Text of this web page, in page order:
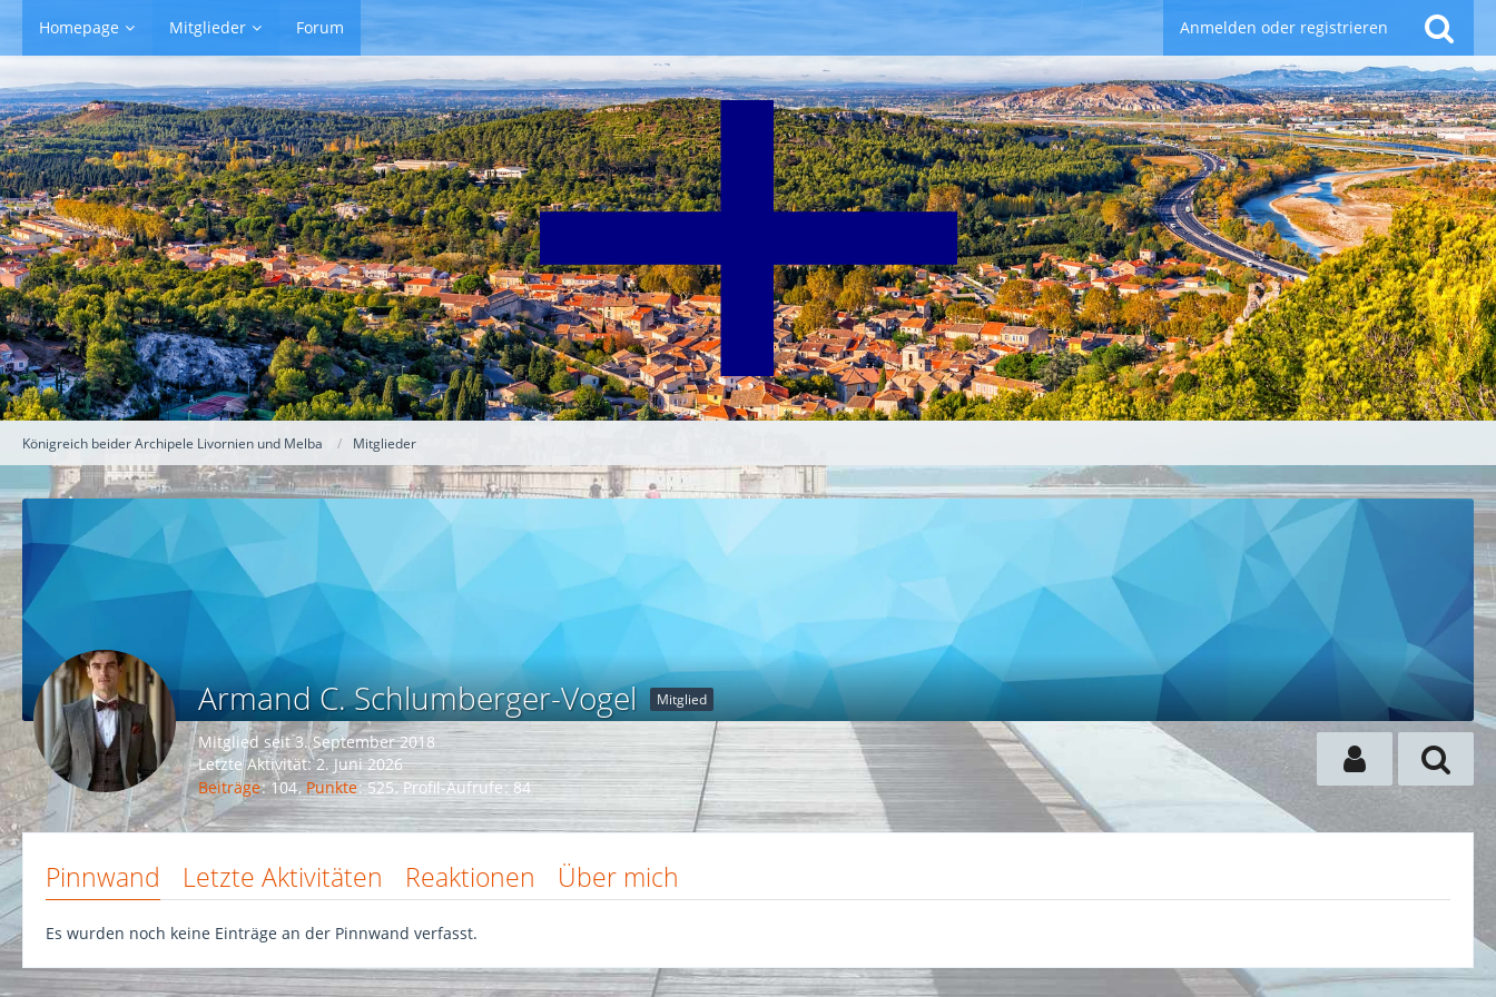
Homepage Mitglieder Forum Anmelden oder registrieren
Königreich beider Archipele Livornien und Melba Mitglieder
Armand C. Schlumberger-Vogel Mitglied
Mitglied seit 3. September 2018
Letzte Aktivität:2. Juni 2026
Beiträge 104 Punkte 525 Profil-Aufrufe 84
Pinnwand Letzte Aktivitäten Reaktionen Über mich
Es wurden noch keine Einträge an der Pinnwand verfasst.